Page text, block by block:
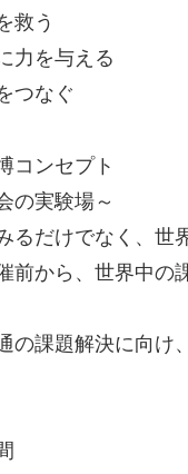
救う
力を与える
つなぐ
コンセプト
の実験場～
だけでなく、世
前から、世界中の
の課題解決に向け